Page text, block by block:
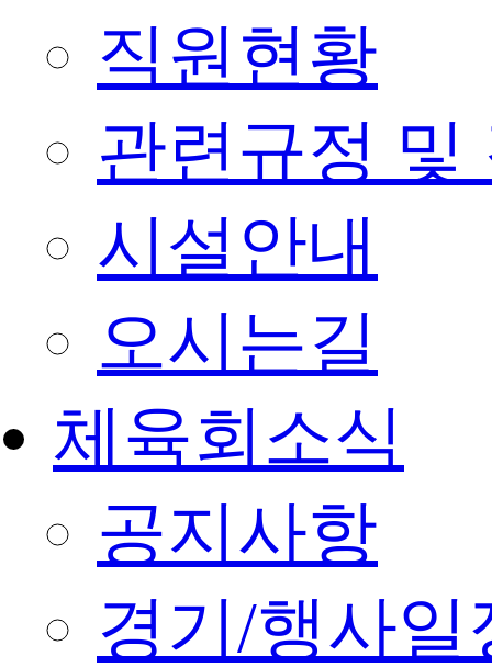
직원현황
관련규정 및
시설안내
오시는길
체육회소식
공지사항
경기/행사일